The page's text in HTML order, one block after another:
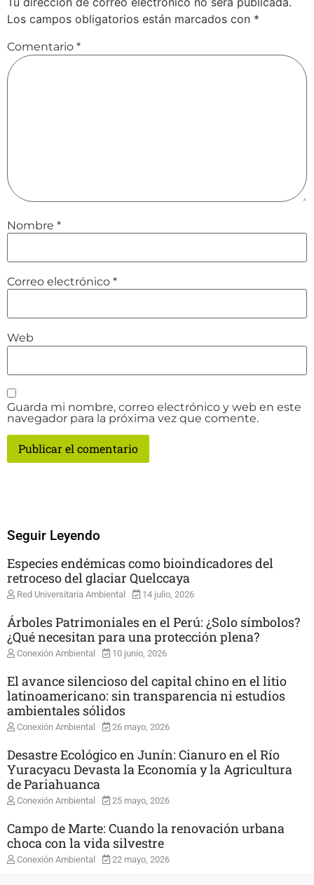
Los campos obligatorios están marcados con *
Comentario *
Nombre *
Correo electrónico *
Web
Guarda mi nombre, correo electrónico y web en este
navegador para la próxima vez que comente.
Seguir Leyendo
Especies endémicas como bioindicadores del
retroceso del glaciar Quelccaya
Red Universitaria Ambiental 14 julio, 2026
Árboles Patrimoniales en el Perú: ¿Solo símbolos?
¿Qué necesitan para una protección plena?
Conexión Ambiental 10 junio, 2026
El avance silencioso del capital chino en el litio
latinoamericano: sin transparencia ni estudios
ambientales sólidos
Conexión Ambiental 26 mayo, 2026
Desastre Ecológico en Junín: Cianuro en el Río
Yuracyacu Devasta la Economía y la Agricultura
de Pariahuanca
Conexión Ambiental 25 mayo, 2026
Campo de Marte: Cuando la renovación urbana
choca con la vida silvestre
Conexión Ambiental 22 mayo, 2026